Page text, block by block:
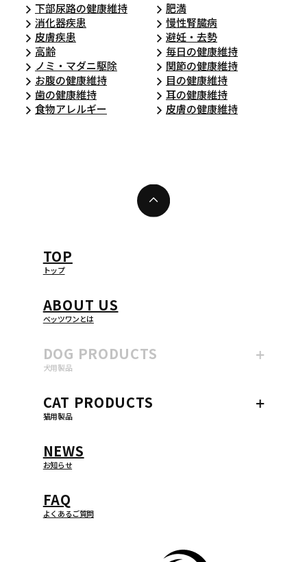
下部尿路の健康維持
肥満
消化器疾患
慢性腎臓病
皮膚疾患
避妊・去勢
高齢
毎日の健康維持
ノミ・マダニ駆除
関節の健康維持
お腹の健康維持
目の健康維持
歯の健康維持
耳の健康維持
食物アレルギー
皮膚の健康維持
TOP
トップ
ABOUT US
ベッツワンとは
DOG PRODUCTS
犬用製品
CAT PRODUCTS
猫用製品
NEWS
お知らせ
FAQ
よくあるご質問